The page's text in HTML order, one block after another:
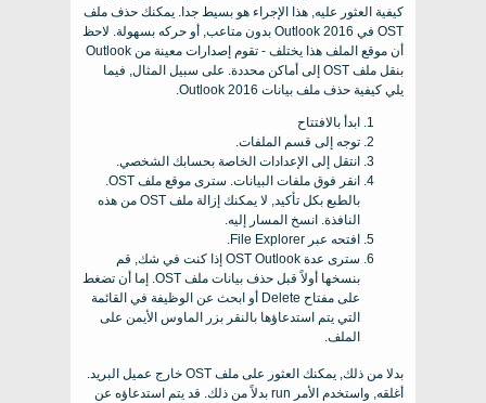
كيفية العثور عليه, هذا الإجراء هو بسيط جدا. يمكنك حذف ملف
OST في Outlook 2016 بدون متاعب, أو حركه بسهولة. لاحظ
أن موقع الملف هذا يختلف - تقوم إصدارات معينة من Outlook
بنقل ملف OST إلى أماكن محددة. على سبيل المثال, فيما
يلي كيفية حذف ملف بيانات Outlook 2016.
ابدأ بالافتتاح
توجه إلى قسم الملفات.
انتقل إلى الإعدادات الخاصة بحسابك الشخصي.
انقر فوق ملفات البيانات. سترى موقع ملف OST.
بالطبع بكل تأكيد, لا يمكنك إزالة ملف OST من هذه
النافذة. انسخ المسار إليه.
افتحه عبر File Explorer.
سترى عدة OST Outlook إذا كنت في شك, قم
بنسخها أولاً قبل حذف بيانات ملف OST. إما أن تضغط
على مفتاح Delete أو ابحث عن الوظيفة في القائمة
التي يتم استدعاؤها بالنقر بزر الماوس الأيمن على
الملف.
بدلا من ذلك, يمكنك العثور على ملف OST خارج عميل البريد.
أغلقه, واستخدم الأمر run بدلاً من ذلك. قد يتم استدعاؤه عن